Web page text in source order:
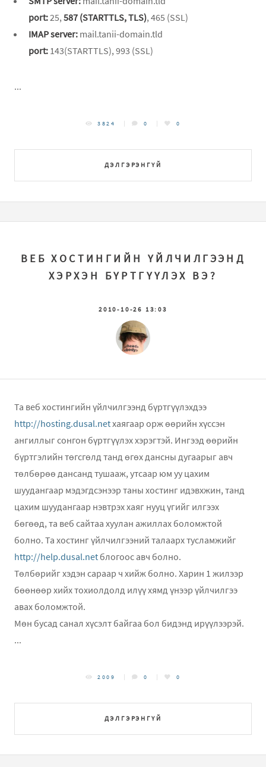
port:25, 587 (STARTTLS, TLS), 465 (SSL)
IMAP server: mail.tanii-domain.tld
port: 143(STARTTLS), 993 (SSL)
...
ДЭЛГЭРЭНГҮЙ
3824 0 0
ВЕБ ХОСТИНГИЙН ҮЙЛЧИЛГЭЭНД
ХЭРХЭН БҮРТГҮҮЛЭХ ВЭ?
2010-10-26 13:03
Та веб хостингийн үйлчилгээнд бүртгүүлэхдээ
http://hosting.dusal.netхаягаар орж өөрийн хүссэн
ангиллыг сонгон бүртгүүлэх хэрэгтэй. Ингээд өөрийн
бүртгэлийн төгсгөлд танд өгөх дансны дугаарыг авч
төлбөрөө дансанд тушааж, утсаар юм уу цахим
шуудангаар мэдэгдсэнээр таны хостинг идэвхжин, танд
цахим шуудангаар нэвтрэх хаяг нууц үгийг илгээх
бөгөөд, та веб сайтаа хуулан ажиллах боломжтой
болно. Та хостинг үйлчилгээний талаарх тусламжийг
http://help.dusal.net блогоос авч болно.
Төлбөрийг хэдэн сараар ч хийж болно. Харин 1 жилээр
бөөнөөр хийх тохиолдолд илүү хямд үнээр үйлчилгээ
авах боломжтой.
Мөн бусад санал хүсэлт байгаа бол бидэнд ирүүлээрэй.
...
ДЭЛГЭРЭНГҮЙ
2009 0 0